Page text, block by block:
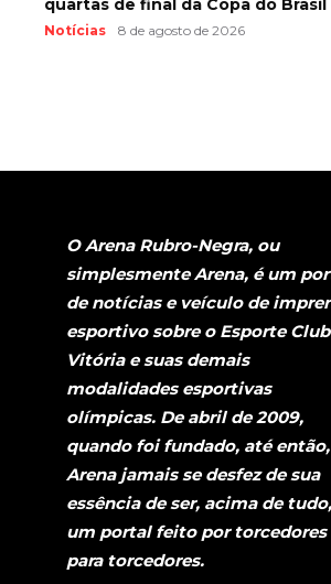
quartas de final da Copa do Brasil
Notícias 8 de agosto de 2026
O Arena Rubro-Negra, ou
simplesmente Arena, é um
de notícias e veículo de
esportivo sobre o Esporte
Vitória e suas demais
modalidades esportivas
olímpicas. De abril de 2009,
quando foi fundado, até
Arena jamais se desfez de sua
essência de ser, acima de tudo,
um portal feito por torcedores
para torcedores.